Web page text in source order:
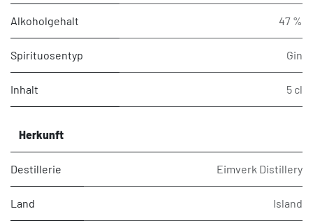
Alkoholgehalt 47 %
Spirituosentyp Gin
Inhalt 5 cl
Herkunft
Destillerie Eimverk Distillery
Land Island